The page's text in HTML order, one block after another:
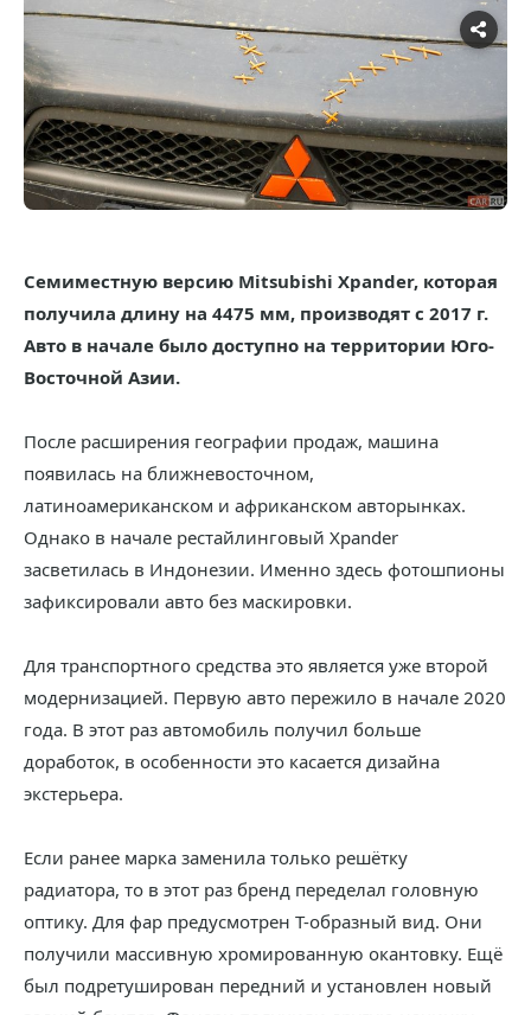
Семиместную версию Mitsubishi Xpander, которая
получила длину на 4475 мм, производят с 2017 г.
Авто в начале было доступно на территории Юго-
Восточной Азии.
После расширения географии продаж, машина
появилась на ближневосточном,
латиноамериканском и африканском авторынках.
Однако в начале рестайлинговый Xpander
засветилась в Индонезии. Именно здесь фотошпионы
зафиксировали авто без маскировки.
Для транспортного средства это является уже второй
модернизацией. Первую авто пережило в начале 2020
года. В этот раз автомобиль получил больше
доработок, в особенности это касается дизайна
экстерьера.
Если ранее марка заменила только решётку
радиатора, то в этот раз бренд переделал головную
оптику. Для фар предусмотрен Т-образный вид. Они
получили массивную хромированную окантовку. Ещё
был подретуширован передний и установлен новый